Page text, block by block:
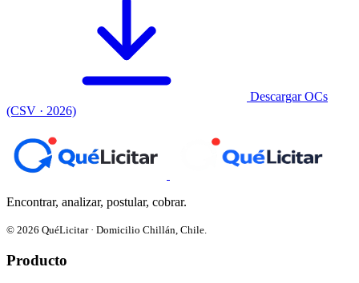
Descargar OCs
(CSV · 2026)
Encontrar, analizar, postular, cobrar.
© 2026 QuéLicitar · Domicilio Chillán, Chile.
Producto